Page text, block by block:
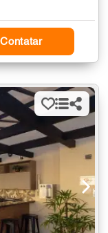
Contatar